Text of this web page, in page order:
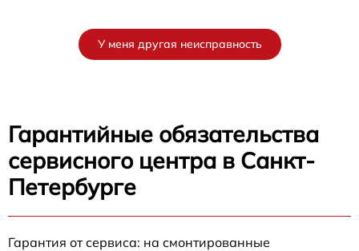
У меня другая неисправность
Гарантийные обязательства
сервисного центра в Санкт-
Петербурге
Гарантия от сервиса: на смонтированные